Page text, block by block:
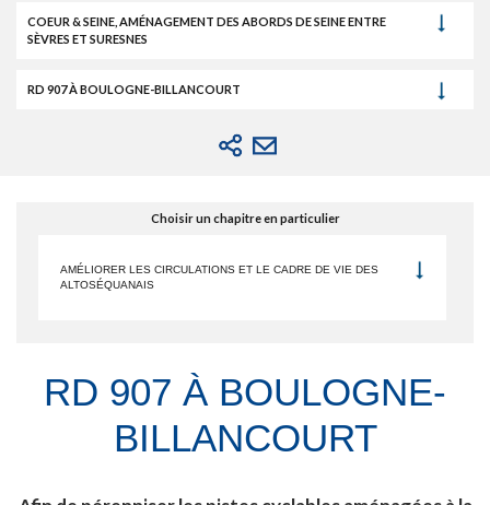
COEUR & SEINE, AMÉNAGEMENT DES ABORDS DE SEINE ENTRE
SÈVRES ET SURESNES
RD 907 À BOULOGNE-BILLANCOURT
Choisir un chapitre en particulier
AMÉLIORER LES CIRCULATIONS ET LE CADRE DE VIE DES
ALTOSÉQUANAIS
RD 907 À BOULOGNE-
BILLANCOURT